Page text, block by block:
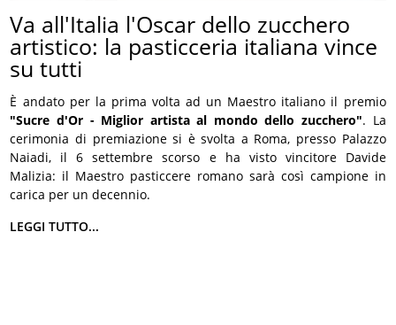
Va all'Italia l'Oscar dello zucchero
artistico: la pasticceria italiana vince
su tutti
È andato per la prima volta ad un Maestro italiano il premio
"Sucre d'Or - Miglior artista al mondo dello zucchero". La
cerimonia di premiazione si è svolta a Roma, presso Palazzo
Naiadi, il 6 settembre scorso e ha visto vincitore Davide
Malizia: il Maestro pasticcere romano sarà così campione in
carica per un decennio.
LEGGI TUTTO...